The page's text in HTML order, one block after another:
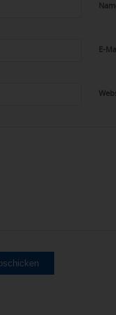
E-